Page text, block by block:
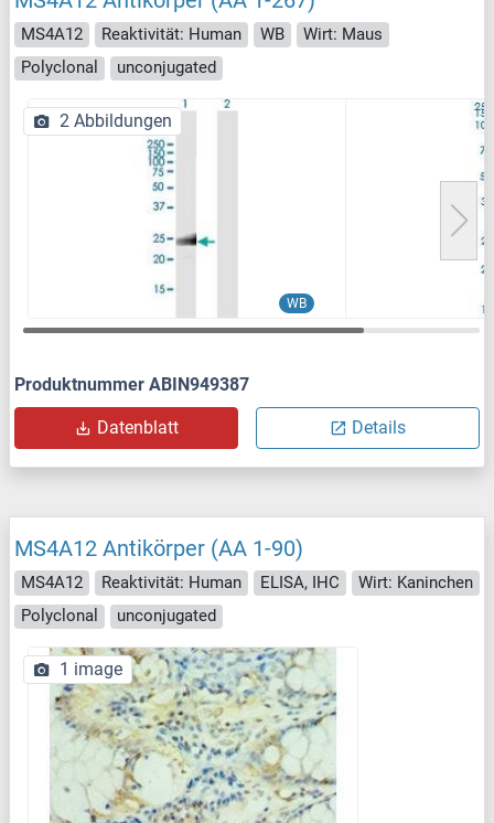
MS4A12 Reaktivität: Human WB
Wirt: Maus
Polyclonal
unconjugated
WB
2 Abbildungen
Produktnummer ABIN949387
Datenblatt Details
MS4A12 Antikörper (AA 1-90)
MS4A12 Reaktivität: Human ELISA, IHC
Wirt: Kaninchen
Polyclonal
unconjugated
1 image